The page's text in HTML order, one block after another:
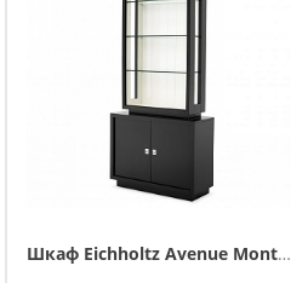
Шкаф Eichholtz Avenue Montaigne